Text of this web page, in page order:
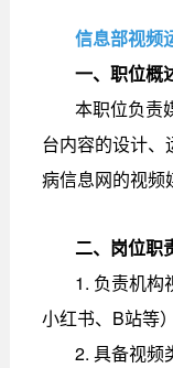
信息部视频
一、职位概
本职位负责
台内容的设计、
病信息网的视频
二、岗位职
1. 负责机构
小红书、B站等
2. 具备视频